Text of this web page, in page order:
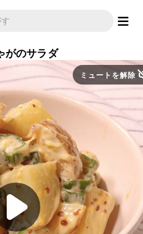
がのサラダ
ミュートを解除